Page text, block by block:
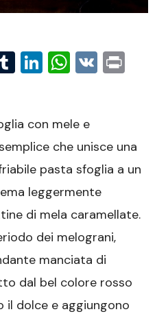
Tumblr
LinkedIn
VK
con mele e
che unisce una
pasta sfoglia a un
leggermente
di mela caramellate.
dei melograni,
manciata di
dal bel colore rosso
il dolce e aggiungono